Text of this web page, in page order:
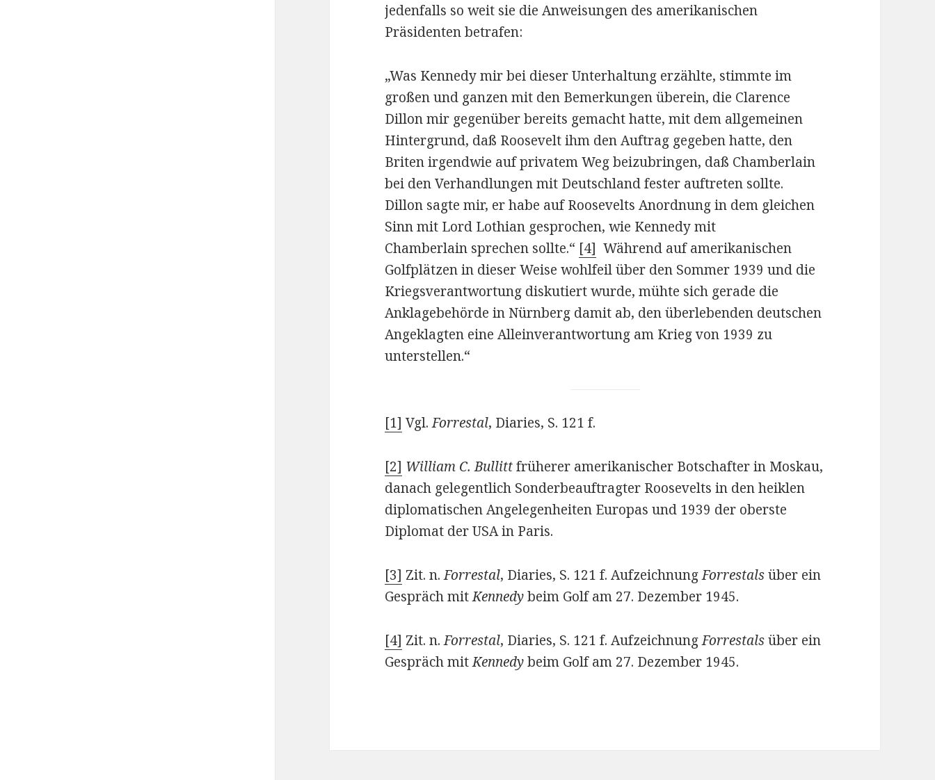
jedenfalls so weit sie die Anweisungen des amerikanischen
Präsidenten betrafen:
„Was Kennedy mir bei dieser Unterhaltung erzählte, stimmte im
großen und ganzen mit den Bemerkungen überein, die Clarence
Dillon mir gegenüber bereits gemacht hatte, mit dem allgemeinen
Hintergrund, daß Roosevelt ihm den Auftrag gegeben hatte, den
Briten irgendwie auf privatem Weg beizubringen, daß Chamberlain
bei den Verhandlungen mit Deutschland fester auftreten sollte.
Dillon sagte mir, er habe auf Roosevelts Anordnung in dem gleichen
Sinn mit Lord Lothian gesprochen, wie Kennedy mit
Chamberlain sprechen sollte.“ [4] Während auf amerikanischen
Golfplätzen in dieser Weise wohlfeil über den Sommer 1939 und die
Kriegsverantwortung diskutiert wurde, mühte sich gerade die
Anklagebehörde in Nürnberg damit ab, den überlebenden deutschen
Angeklagten eine Alleinverantwortung am Krieg von 1939 zu
unterstellen.“
[1] Vgl.Forrestal, Diaries, S. 121 f.
[2] William C. Bullittfrüherer amerikanischer Botschafter in Moskau,
danach gelegentlich Sonderbeauftragter Roosevelts in den heiklen
diplomatischen Angelegenheiten Europas und 1939 der oberste
Diplomat der USA in Paris.
[3] Zit. n.Forrestal, Diaries, S. 121 f. AufzeichnungForrestalsüber ein
Gespräch mitKennedybeim Golf am 27. Dezember 1945.
[4] Zit. n.Forrestal, Diaries, S. 121 f. AufzeichnungForrestalsüber ein
Gespräch mitKennedybeim Golf am 27. Dezember 1945.